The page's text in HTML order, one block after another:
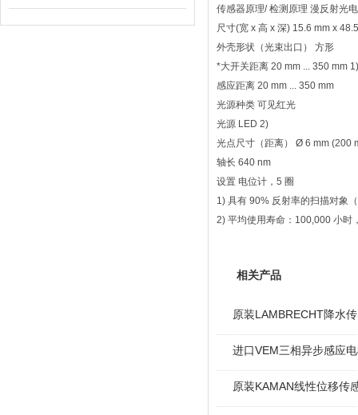
排屑机
传感器原理/ 检测原理 漫反射光
尺寸(宽 x 高 x 深) 15.6 mm x
外壳形状（光束出口） 方形
*大开关距离 20 mm ... 350 mm 1)
感应距离 20 mm ... 350 mm
光源种类 可见红光
光源 LED 2)
光点尺寸（距离） Ø 6 mm (200
轴长 640 nm
设置 电位计，5 圈
1) 具有 90% 反射率的扫描对象
2) 平均使用寿命：100,000 小时
相关产品
原装LAMBRECHT降水
进口VEM三相异步感应
原装KAMAN线性位移传